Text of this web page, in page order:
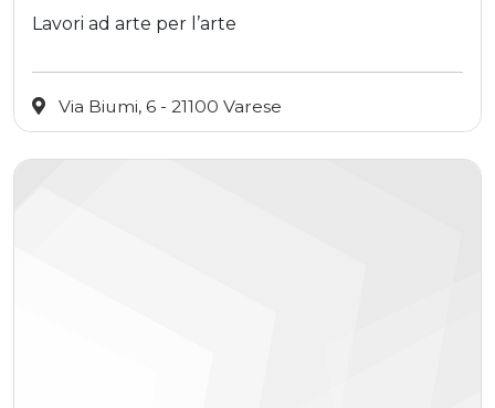
Lavori ad arte per l’arte
Via Biumi, 6 - 21100 Varese